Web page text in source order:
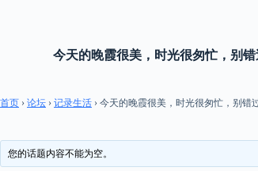
今天的晚霞很美，时光很匆忙，别
首页 › 论坛 › 记录生活 › 今天的晚霞很美，时光很匆忙，别
您的话题内容不能为空。